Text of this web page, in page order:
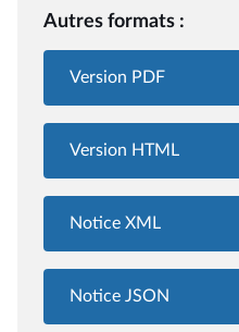
Autres formats :
Version PDF
Version HTML
Notice XML
Notice JSON